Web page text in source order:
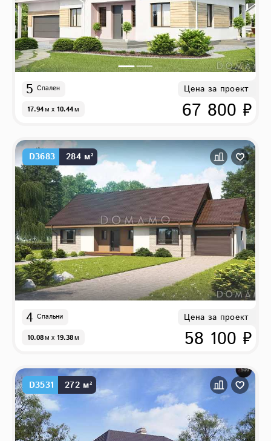
5 Спален
17.94м x 10.44м
Цена за проект
67 800 ₽
D3683 284 м²
4 Спальни
10.08м x 19.38м
Цена за проект
58 100 ₽
D3531 272 м²